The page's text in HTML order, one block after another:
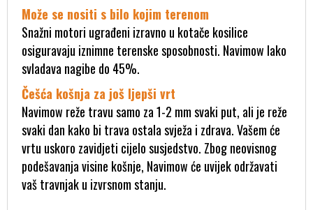
Može se nositi s bilo kojim terenom
Snažni motori ugrađeni izravno u kotače kosilice
osiguravaju iznimne terenske sposobnosti. Navimow lako
svladava nagibe do 45%.
Češća košnja za još ljepši vrt
Navimow reže travu samo za 1-2 mm svaki put, ali je reže
svaki dan kako bi trava ostala svježa i zdrava. Vašem će
vrtu uskoro zavidjeti cijelo susjedstvo. Zbog neovisnog
podešavanja visine košnje, Navimow će uvijek održavati
vaš travnjak u izvrsnom stanju.